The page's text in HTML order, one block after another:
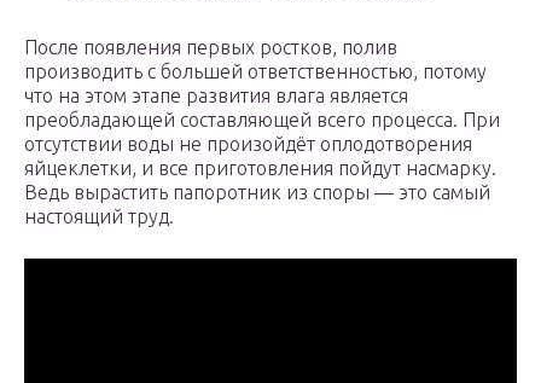
После появления первых ростков, полив
производить с большей ответственностью, потому
что на этом этапе развития влага является
преобладающей составляющей всего процесса. При
отсутствии воды не произойдёт оплодотворения
яйцеклетки, и все приготовления пойдут насмарку.
Ведь вырастить папоротник из споры — это самый
настоящий труд.